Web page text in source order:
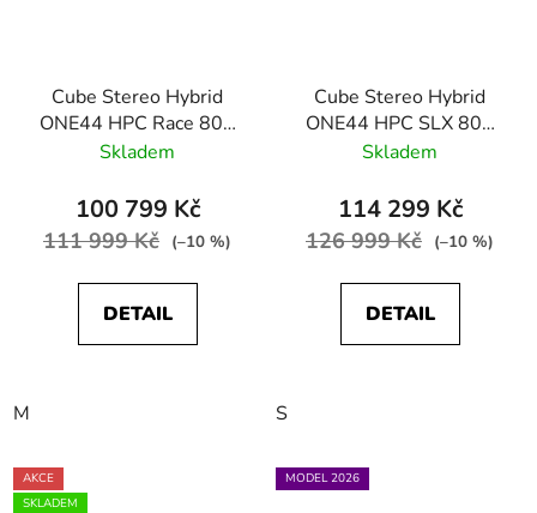
Cube Stereo Hybrid
ONE44 HPC Race 800
driedherbs´n´black
Skladem
100 799 Kč
111 999 Kč (–10 %)
DETAIL
M
Cube Stereo Hybrid
ONE44 HPC SLX 800
shiftblush´n´art
Skladem
114 299 Kč
126 999 Kč (–10 %)
DETAIL
S
AKCE
SKLADEM
MODEL 2026